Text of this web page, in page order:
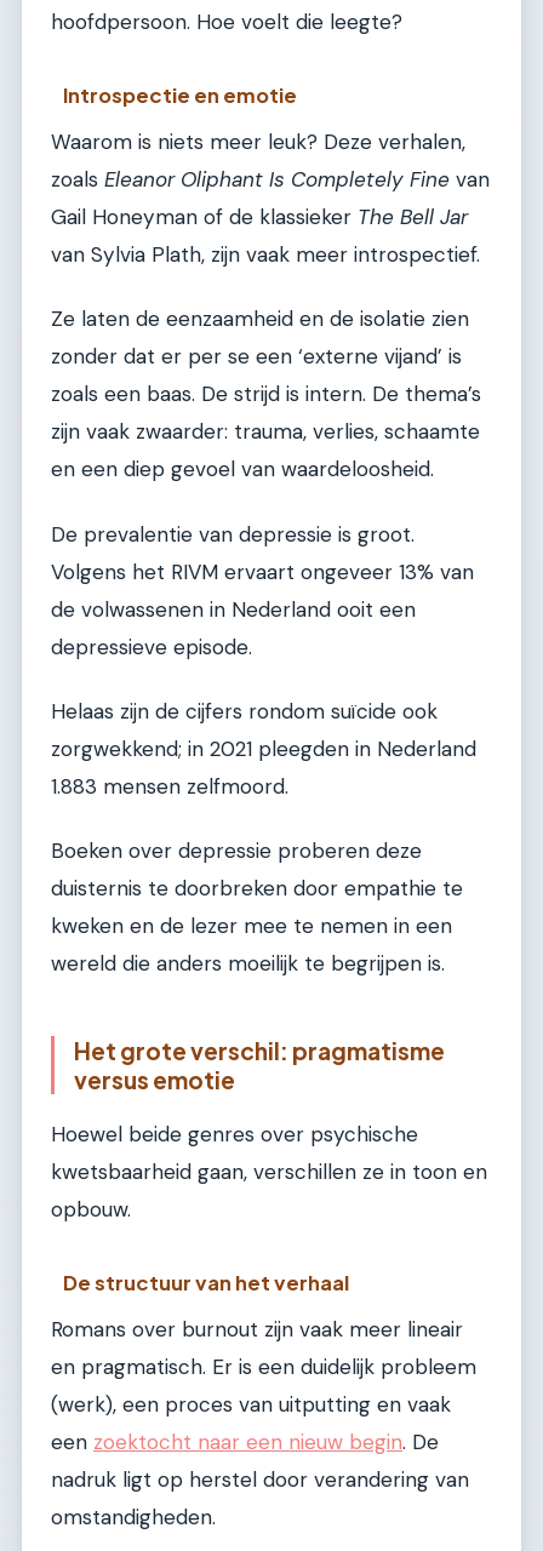
hoofdpersoon. Hoe voelt die leegte?
Introspectie en emotie
Waarom is niets meer leuk? Deze verhalen,
zoals Eleanor Oliphant Is Completely Fine van
Gail Honeyman of de klassieker The Bell Jar
van Sylvia Plath, zijn vaak meer introspectief.
Ze laten de eenzaamheid en de isolatie zien
zonder dat er per se een ‘externe vijand’ is
zoals een baas. De strijd is intern. De thema’s
zijn vaak zwaarder: trauma, verlies, schaamte
en een diep gevoel van waardeloosheid.
De prevalentie van depressie is groot.
Volgens het RIVM ervaart ongeveer 13% van
de volwassenen in Nederland ooit een
depressieve episode.
Helaas zijn de cijfers rondom suïcide ook
zorgwekkend; in 2021 pleegden in Nederland
1.883 mensen zelfmoord.
Boeken over depressie proberen deze
duisternis te doorbreken door empathie te
kweken en de lezer mee te nemen in een
wereld die anders moeilijk te begrijpen is.
Het grote verschil: pragmatisme
versus emotie
Hoewel beide genres over psychische
kwetsbaarheid gaan, verschillen ze in toon en
opbouw.
De structuur van het verhaal
Romans over burnout zijn vaak meer lineair
en pragmatisch. Er is een duidelijk probleem
(werk), een proces van uitputting en vaak
een zoektocht naar een nieuw begin. De
nadruk ligt op herstel door verandering van
omstandigheden.